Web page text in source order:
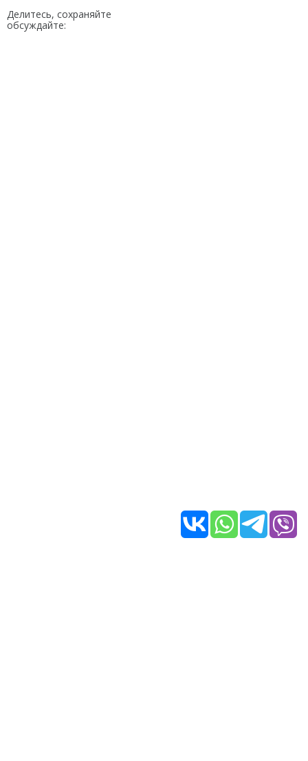
Делитесь, сохраняйте
обсуждайте: